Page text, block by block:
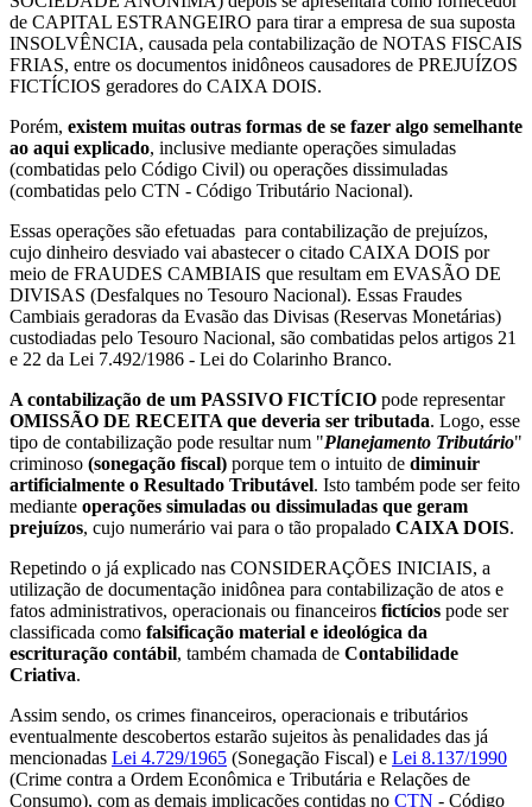
de CAPITAL ESTRANGEIRO para tirar a empresa de sua suposta
INSOLVÊNCIA, causada pela contabilização de NOTAS FISCAIS
FRIAS, entre os documentos inidôneos causadores de PREJUÍZOS
FICTÍCIOS geradores do CAIXA DOIS.
Porém, existem muitas outras formas de se fazer algo semelhante
ao aqui explicado, inclusive mediante operações simuladas
(combatidas pelo Código Civil) ou operações dissimuladas
(combatidas pelo CTN - Código Tributário Nacional).
Essas operações são efetuadas para contabilização de prejuízos,
cujo dinheiro desviado vai abastecer o citado CAIXA DOIS por
meio de FRAUDES CAMBIAIS que resultam em EVASÃO DE
DIVISAS (Desfalques no Tesouro Nacional). Essas Fraudes
Cambiais geradoras da Evasão das Divisas (Reservas Monetárias)
custodiadas pelo Tesouro Nacional, são combatidas pelos artigos 21
e 22 da Lei 7.492/1986 - Lei do Colarinho Branco.
A contabilização de um PASSIVO FICTÍCIO pode representar
OMISSÃO DE RECEITA que deveria ser tributada. Logo, esse
tipo de contabilização pode resultar num "Planejamento Tributário"
criminoso (sonegação fiscal) porque tem o intuito de diminuir
artificialmente o Resultado Tributável. Isto também pode ser feito
mediante operações simuladas ou dissimuladas que geram
prejuízos, cujo numerário vai para o tão propalado CAIXA DOIS.
Repetindo o já explicado nas CONSIDERAÇÕES INICIAIS, a
utilização de documentação inidônea para contabilização de atos e
fatos administrativos, operacionais ou financeiros fictícios pode ser
classificada como falsificação material e ideológica da
escrituração contábil, também chamada de Contabilidade
Criativa.
Assim sendo, os crimes financeiros, operacionais e tributários
eventualmente descobertos estarão sujeitos às penalidades das já
mencionadas Lei 4.729/1965 (Sonegação Fiscal) e Lei 8.137/1990
(Crime contra a Ordem Econômica e Tributária e Relações de
Consumo), com as demais implicações contidas no CTN - Código